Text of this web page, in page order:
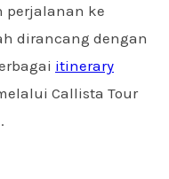
perjalanan ke
dirancang dengan
itinerary
Callista Tour